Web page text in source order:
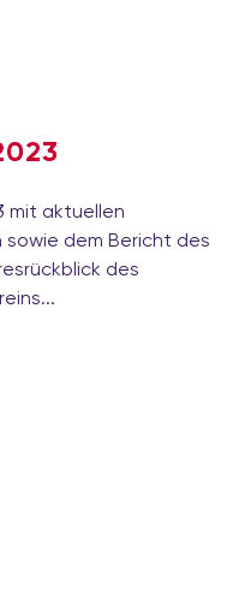
mit aktuellen
sowie dem Bericht des
des